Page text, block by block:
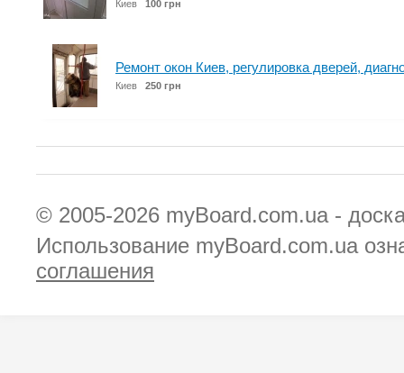
Киев 100 грн
Ремонт окон Киев, регулировка дверей,
Киев 250 грн
© 2005-2026 myBoard.com.ua -
Использование myBoard.com.ua
соглашения